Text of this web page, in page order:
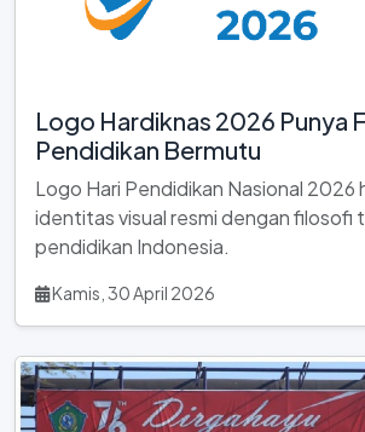
Logo Hardiknas 2026 Punya
Pendidikan Bermutu
Logo Hari Pendidikan Nasional 2026
identitas visual resmi dengan filosofi
pendidikan Indonesia.
Kamis, 30 April 2026